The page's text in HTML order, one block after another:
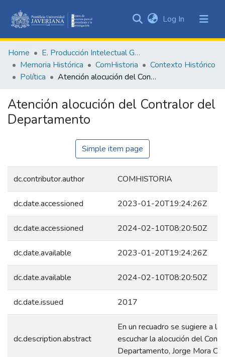
&
Collections
All of DSpace
Statistics
Log In (current)
Home
E. Producción Intelectual General
Memoria Histórica
ComHistoria
Contexto Histórico
Política
Atención alocución del Contralor del Departamento
Atención alocución del Contralor del
Departamento
Simple item page
dc.contributor.author COMHISTORIA
dc.date.accessioned 2023-01-20T19:24:26Z
dc.date.accessioned 2024-02-10T08:20:50Z
dc.date.available 2023-01-20T19:24:26Z
dc.date.available 2024-02-10T08:20:50Z
dc.date.issued 2017
dc.description.abstract
En un recuadro se sugiere a la
escuchar la alocución del
Departamento, Jorge Mora